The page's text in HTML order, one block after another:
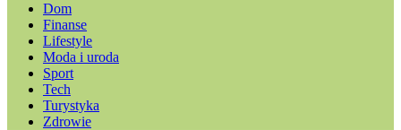
Dom
Finanse
Lifestyle
Moda i uroda
Sport
Tech
Turystyka
Zdrowie